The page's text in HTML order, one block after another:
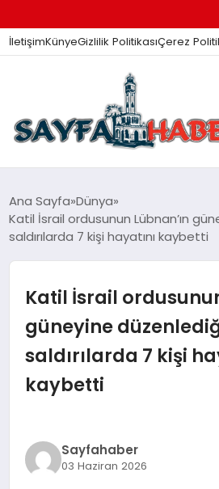
İletişimKünyeGizlilik PolitikasıÇerez
ANA SAYFA
GÜNDEM
İZMIR HABERLERI
EĞITIM
EKONOMI
Ana Sayfa Dünya
Katil İsrail ordusunun Lübnan’ın
saldırılarda 7 kişi hayatını kaybetti
Katil İsrail
güneyine
saldırılarda 7 kişi
kaybetti
Sayfahaber
03 Haziran 2026